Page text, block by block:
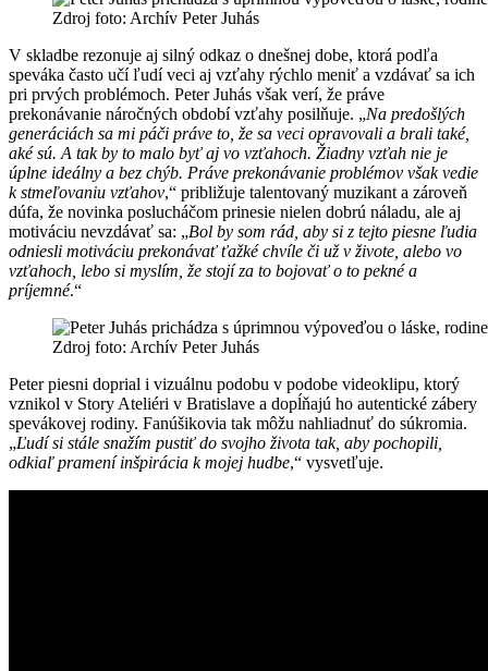
Zdroj foto: Archív Peter Juhás
V skladbe rezonuje aj silný odkaz o dnešnej dobe, ktorá podľa
speváka často učí ľudí veci aj vzťahy rýchlo meniť a vzdávať sa ich
pri prvých problémoch. Peter Juhás však verí, že práve
prekonávanie náročných období vzťahy posilňuje. „Na predošlých
generáciách sa mi páči práve to, že sa veci opravovali a brali také,
aké sú. A tak by to malo byť aj vo vzťahoch. Žiadny vzťah nie je
úplne ideálny a bez chýb. Práve prekonávanie problémov však vedie
k stmeľovaniu vzťahov,“ približuje talentovaný muzikant a zároveň
dúfa, že novinka poslucháčom prinesie nielen dobrú náladu, ale aj
motiváciu nevzdávať sa: „Bol by som rád, aby si z tejto piesne ľudia
odniesli motiváciu prekonávať ťažké chvíle či už v živote, alebo vo
vzťahoch, lebo si myslím, že stojí za to bojovať o to pekné a
príjemné.“
Zdroj foto: Archív Peter Juhás
Peter piesni doprial i vizuálnu podobu v podobe videoklipu, ktorý
vznikol v Story Ateliéri v Bratislave a dopĺňajú ho autentické zábery
spevákovej rodiny. Fanúšikovia tak môžu nahliadnuť do súkromia.
„Ľudí si stále snažím pustiť do svojho života tak, aby pochopili,
odkiaľ pramení inšpirácia k mojej hudbe,“ vysvetľuje.